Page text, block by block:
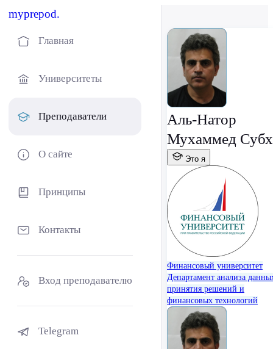
myprepod.
Главная
Университеты
Преподаватели
О сайте
Принципы
Контакты
Вход преподавателю
Telegram
Аль-Натор
Мухаммед
Это я
Финансовый университет
Департамент анализа
принятия решений и
финансовых технологий